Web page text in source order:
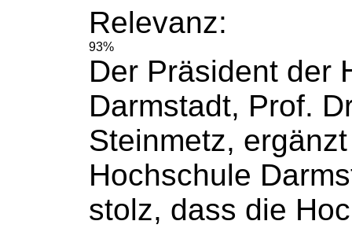
Relevanz:
93%
Der Präsident der
Darmstadt, Prof.
Steinmetz,
Hochschule
stolz, dass die